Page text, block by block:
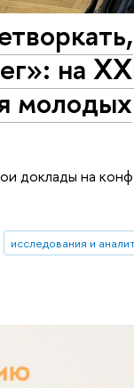
на
молодых
доклады на
исследования и